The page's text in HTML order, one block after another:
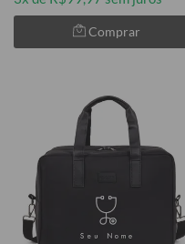
Comprar